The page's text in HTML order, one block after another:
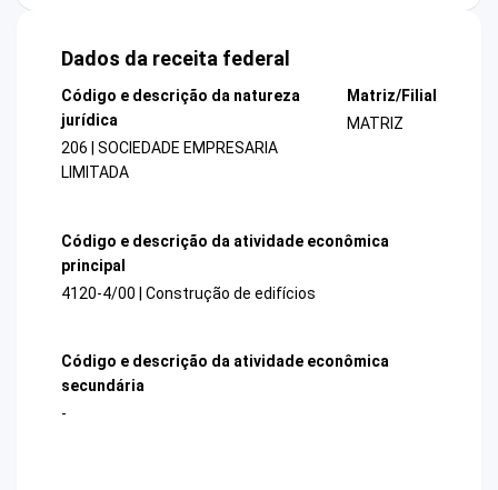
Dados da receita federal
Código e descrição da natureza
jurídica
206 | SOCIEDADE EMPRESARIA
LIMITADA
Matriz/Filial
MATRIZ
Código e descrição da atividade econômica
principal
4120-4/00 | Construção de edifícios
Código e descrição da atividade econômica
secundária
-